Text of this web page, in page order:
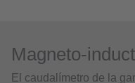
Magneto-
El caudalímetro de la